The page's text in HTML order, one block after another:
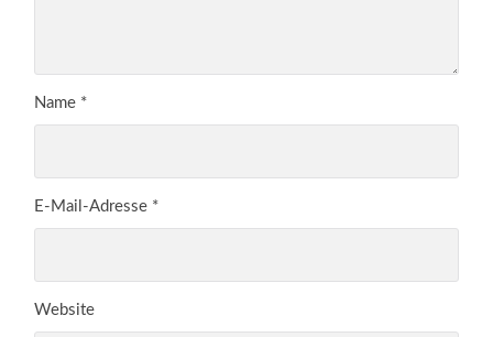
Name *
E-Mail-Adresse *
Website